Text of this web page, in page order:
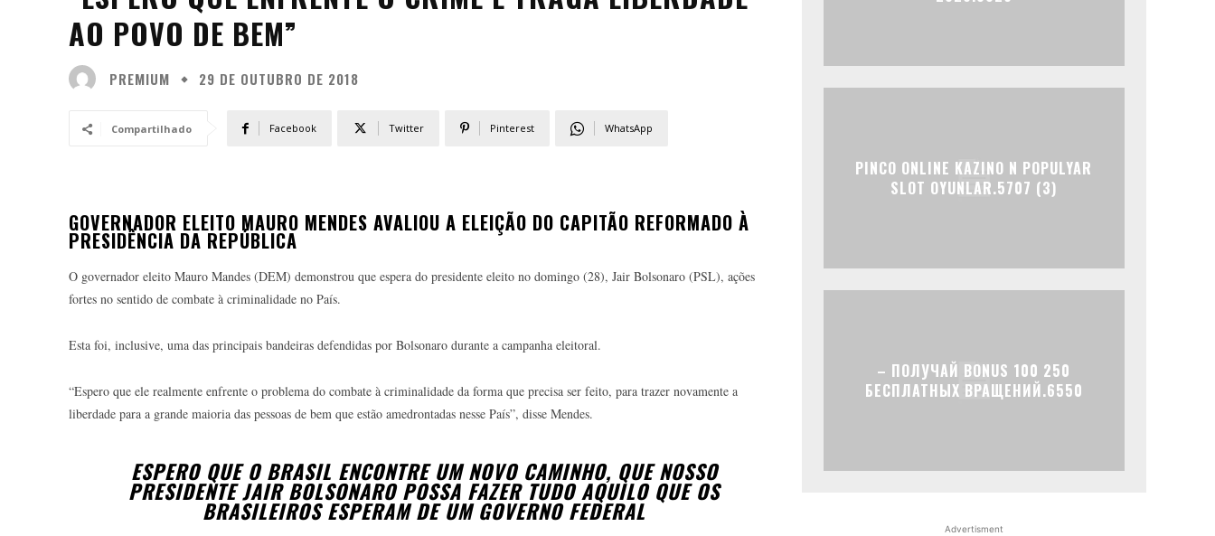
AO POVO DE BEM”
PREMIUM 29 DE OUTUBRO DE 2018
Compartilhado Facebook Twitter Pinterest WhatsApp
GOVERNADOR ELEITO MAURO MENDES AVALIOU A ELEIÇÃO DO CAPITÃO REFORMADO À
PRESIDÊNCIA DA REPÚBLICA
O governador eleito Mauro Mandes (DEM) demonstrou que espera do presidente eleito no domingo (28), Jair Bolsonaro (PSL), ações
fortes no sentido de combate à criminalidade no País.
Esta foi, inclusive, uma das principais bandeiras defendidas por Bolsonaro durante a campanha eleitoral.
“Espero que ele realmente enfrente o problema do combate à criminalidade da forma que precisa ser feito, para trazer novamente a
liberdade para a grande maioria das pessoas de bem que estão amedrontadas nesse País”, disse Mendes.
ESPERO QUE O BRASIL ENCONTRE UM NOVO CAMINHO, QUE NOSSO
PRESIDENTE JAIR BOLSONARO POSSA FAZER TUDO AQUILO QUE OS
BRASILEIROS ESPERAM DE UM GOVERNO FEDERAL
PINCO ONLINE KAZINO N POPULYAR
SLOT OYUNLAR.5707 (3)
– ПОЛУЧАЙ BONUS 100 250
БЕСПЛАТНЫХ ВРАЩЕНИЙ.6550
Advertisment